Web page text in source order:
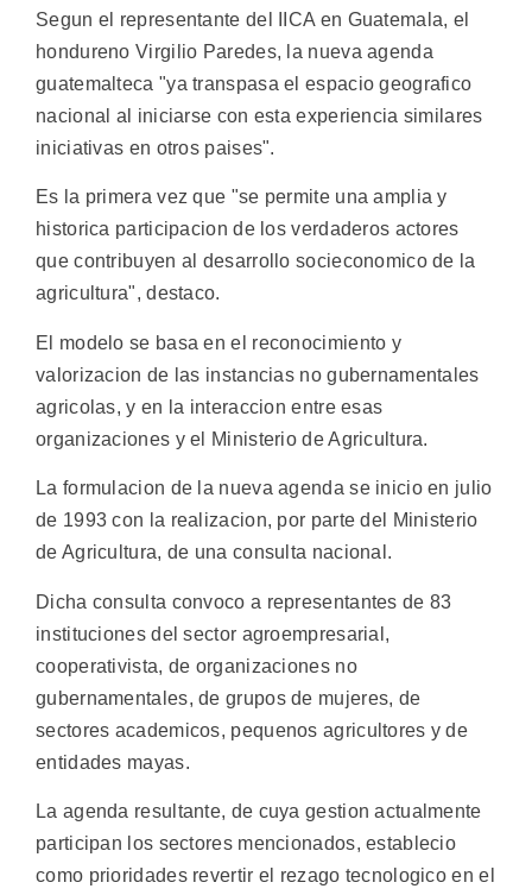
Segun el representante del IICA en Guatemala, el
hondureno Virgilio Paredes, la nueva agenda
guatemalteca "ya transpasa el espacio geografico
nacional al iniciarse con esta experiencia similares
iniciativas en otros paises".
Es la primera vez que "se permite una amplia y
historica participacion de los verdaderos actores
que contribuyen al desarrollo socieconomico de la
agricultura", destaco.
El modelo se basa en el reconocimiento y
valorizacion de las instancias no gubernamentales
agricolas, y en la interaccion entre esas
organizaciones y el Ministerio de Agricultura.
La formulacion de la nueva agenda se inicio en julio
de 1993 con la realizacion, por parte del Ministerio
de Agricultura, de una consulta nacional.
Dicha consulta convoco a representantes de 83
instituciones del sector agroempresarial,
cooperativista, de organizaciones no
gubernamentales, de grupos de mujeres, de
sectores academicos, pequenos agricultores y de
entidades mayas.
La agenda resultante, de cuya gestion actualmente
participan los sectores mencionados, establecio
como prioridades revertir el rezago tecnologico en el